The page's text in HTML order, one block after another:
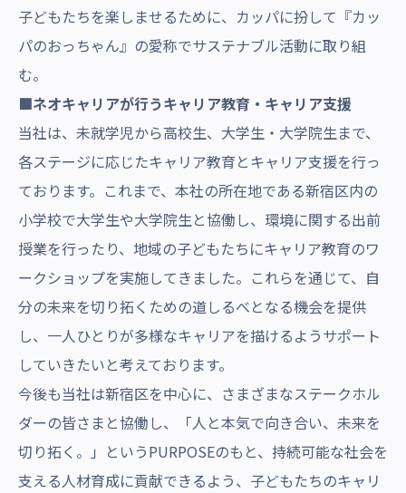
子どもたちを楽しませるために、カッパに扮して『カッ
パのおっちゃん』の愛称でサステナブル活動に取り組
む。
■ネオキャリアが行うキャリア教育・キャリア支援
当社は、未就学児から高校生、大学生・大学院生まで、
各ステージに応じたキャリア教育とキャリア支援を行っ
ております。これまで、本社の所在地である新宿区内の
小学校で大学生や大学院生と協働し、環境に関する出前
授業を行ったり、地域の子どもたちにキャリア教育のワ
ークショップを実施してきました。これらを通じて、自
分の未来を切り拓くための道しるべとなる機会を提供
し、一人ひとりが多様なキャリアを描けるようサポート
していきたいと考えております。
今後も当社は新宿区を中心に、さまざまなステークホル
ダーの皆さまと協働し、「人と本気で向き合い、未来を
切り拓く。」というPURPOSEのもと、持続可能な社会を
支える人材育成に貢献できるよう、子どもたちのキャリ